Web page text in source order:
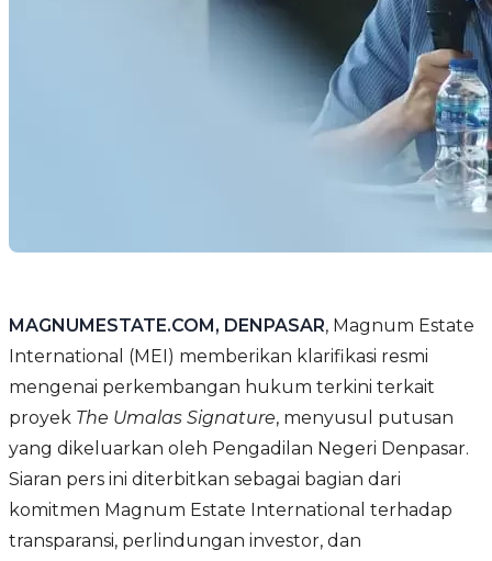
MAGNUMESTATE.COM, DENPASAR, Magnum Estate
International (MEI) memberikan klarifikasi resmi
mengenai perkembangan hukum terkini terkait
proyek The Umalas Signature, menyusul putusan
yang dikeluarkan oleh Pengadilan Negeri Denpasar.
Siaran pers ini diterbitkan sebagai bagian dari
komitmen Magnum Estate International terhadap
transparansi, perlindungan investor, dan